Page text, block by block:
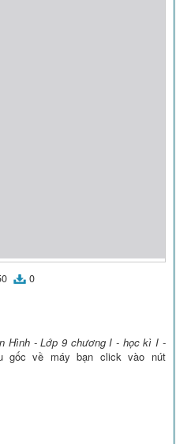
0
Hình - Lớp 9 chương I - học kì I -
gốc về máy bạn click vào nút